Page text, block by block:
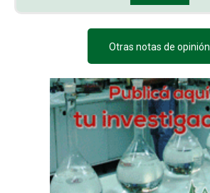
Otras notas de opinión